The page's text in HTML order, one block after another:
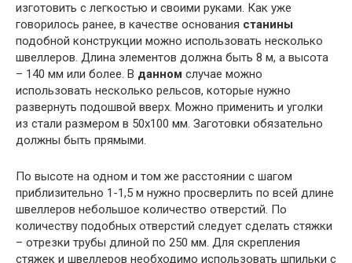
изготовить с легкостью и своими руками. Как уже
говорилось ранее, в качестве основания станины
подобной конструкции можно использовать несколько
швеллеров. Длина элементов должна быть 8 м, а высота
– 140 мм или более. В данном случае можно
использовать несколько рельсов, которые нужно
развернуть подошвой вверх. Можно применить и уголки
из стали размером в 50х100 мм. Заготовки обязательно
должны быть прямыми.
По высоте на одном и том же расстоянии с шагом
приблизительно 1-1,5 м нужно просверлить по всей длине
швеллеров небольшое количество отверстий. По
количеству подобных отверстий следует сделать стяжки
– отрезки трубы длиной по 250 мм. Для скрепления
стяжек и швеллеров необходимо использовать шпильки с